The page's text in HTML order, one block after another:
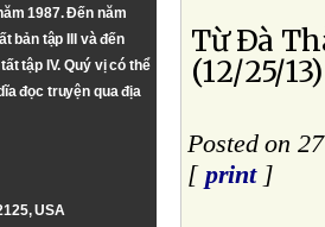
1987. Đến năm
bản tập III và đến
tập IV. Quý vị có thể
đọc truyện qua địa
USA
Từ Ðà
(12/25/13)
Posted on
[ print]